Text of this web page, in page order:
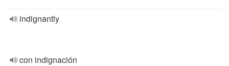
indignantly
con indignación